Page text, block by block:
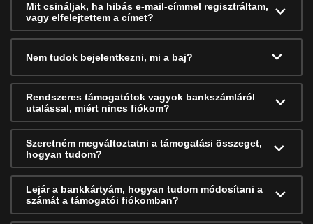
Mit csináljak, ha hibás e-mail-címmel regisztráltam,
vagy elfelejtettem a címet?
Nem tudok bejelentkezni, mi a baj?
Rendszeres támogatótok vagyok bankszámláról
utalással, miért nincs fiókom?
Szeretném megváltoztatni a támogatási összeget,
hogyan tudom?
Lejár a bankkártyám, hogyan tudom módosítani a
számát a támogatói fiókomban?